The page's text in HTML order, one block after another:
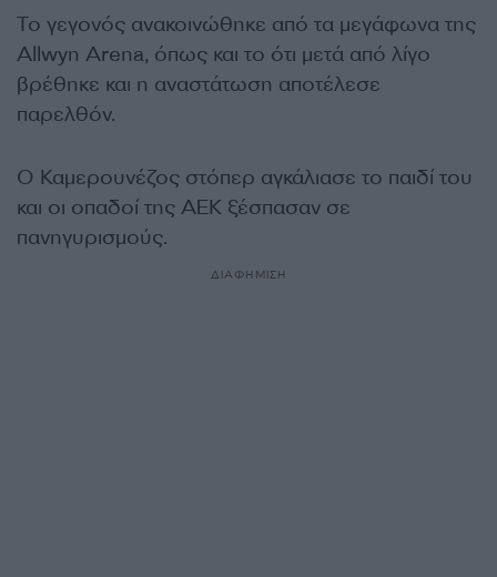
Το γεγονός ανακοινώθηκε από τα μεγάφωνα της
Allwyn Arena, όπως και το ότι μετά από λίγο
βρέθηκε και η αναστάτωση αποτέλεσε
παρελθόν.
Ο Καμερουνέζος στόπερ αγκάλιασε το παιδί του
και οι οπαδοί της ΑΕΚ ξέσπασαν σε
πανηγυρισμούς.
ΔΙΑΦΗΜΙΣΗ